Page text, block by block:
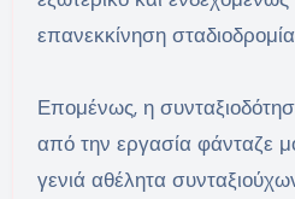
επανεκκίνηση
Επομένως, η
από την εργασία φάνταζε
γενιά αθέλητα